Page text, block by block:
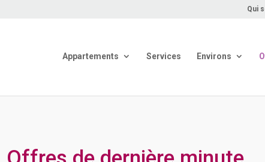
Qui
Appartements Services Environs